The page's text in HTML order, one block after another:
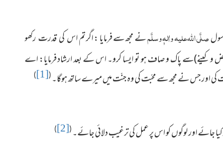
صلَّی اللہ علیہ واٰلہٖ وسلَّمنے مجھ سے فرمایا : اگر تماس کی قدرت رکھو
و کینے)سے پاک و صاف ہو تو ایسا کرو۔ اس کے بعد ارشاد فرمایا: اے
اور جس نے مجھ سے محبّت کی وہ جنّت میں میرے ساتھ ہوگا۔ (
[1]
)
اور لوگوں کو اس پر عمل کی ترغیب دلائی جائے۔ (
[2]
)